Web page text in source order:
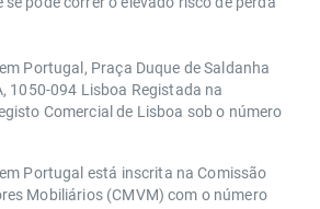
Portugal, Praça Duque de Saldanha
1050-094 Lisboa Registada na
Comercial de Lisboa sob o número
Portugal está inscrita na Comissão
Mobiliários (CMVM) com o número